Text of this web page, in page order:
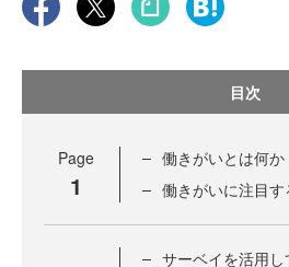
目次
Page
1
働きがいとは何か
働きがいに注目す
サーベイを活用